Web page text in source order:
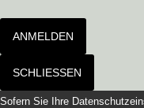
ANMELDEN
SCHLIESSEN
Sofern Sie Ihre